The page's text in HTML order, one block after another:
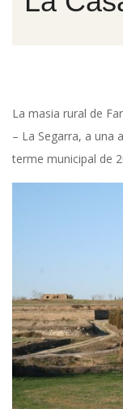
L
a
s
a
La masia rural de
– La Segarra, a una
terme municipal de